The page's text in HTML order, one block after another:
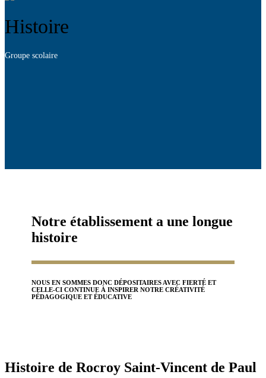
Histoire
Groupe scolaire
Notre établissement a une longue
histoire
NOUS EN SOMMES DONC DÉPOSITAIRES AVEC FIERTÉ ET
CELLE-CI CONTINUE À INSPIRER NOTRE CRÉATIVITÉ
PÉDAGOGIQUE ET ÉDUCATIVE
Histoire de Rocroy Saint-Vincent de Paul